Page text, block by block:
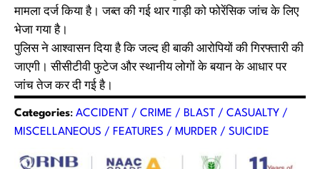
मामला दर्ज किया है। जब्त की गई थार गाड़ी को फोरेंसिक जांच के लिए
भेजा गया है।
पुलिस ने आश्वासन दिया है कि जल्द ही बाकी आरोपियों की गिरफ्तारी की
जाएगी। सीसीटीवी फुटेज और स्थानीय लोगों के बयान के आधार पर
जांच तेज कर दी गई है।
Categories: ACCIDENT / CRIME / BLAST / CASUALTY /
MISCELLANEOUS / FEATURES / MURDER / SUICIDE